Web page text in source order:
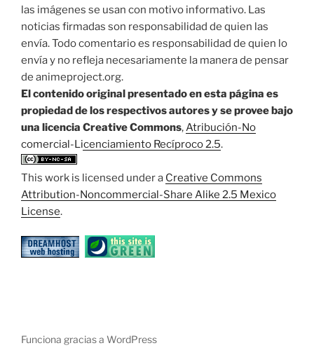
las imágenes se usan con motivo informativo. Las
noticias firmadas son responsabilidad de quien las
envía. Todo comentario es responsabilidad de quien lo
envía y no refleja necesariamente la manera de pensar
de animeproject.org.
El contenido original presentado en esta página es
propiedad de los respectivos autores y se provee bajo
una licencia Creative Commons,Atribución-No
comercial-Licenciamiento Recíproco 2.5.
This work is licensed under a Creative Commons
Attribution-Noncommercial-Share Alike 2.5 Mexico
License.
Funciona gracias a WordPress